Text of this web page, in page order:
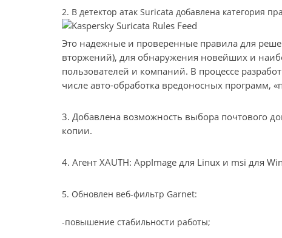
2. В детектор атак Suricata добавлена категория
Это надежные и проверенные правила для
вторжений), для обнаружения новейших и
пользователей и компаний. В процессе
числе авто-обработка вредоносных программ,
3. Добавлена возможность выбора почтового
копии.
4. Агент XAUTH: AppImage для Linux и msi для
5. Обновлен веб-фильтр Garnet:
-повышение стабильности работы;